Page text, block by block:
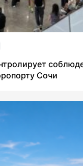
Сочи